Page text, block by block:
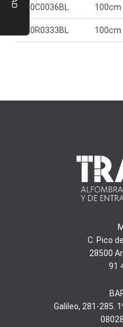
910C0036BL 100cm
910R0333BL 100cm
C. Pico
28500
91
Galileo, 281-285.